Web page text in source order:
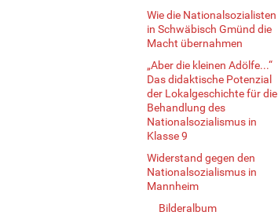
Wie die Nationalsozialisten
in Schwäbisch Gmünd die
Macht übernahmen
„Aber die kleinen Adölfe...“
Das didaktische Potenzial
der Lokalgeschichte für die
Behandlung des
Nationalsozialismus in
Klasse 9
Widerstand gegen den
Nationalsozialismus in
Mannheim
Bilderalbum